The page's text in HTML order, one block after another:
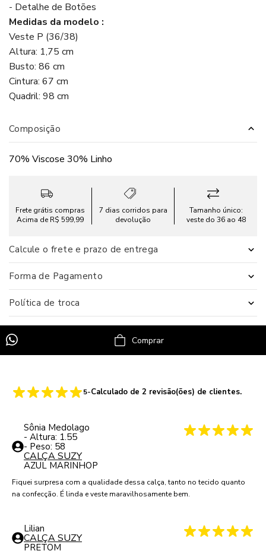
- Detalhe de Botões
Medidas da modelo :
Veste P (36/38)
Altura: 1,75 cm
Busto: 86 cm
Cintura: 67 cm
Quadril: 98 cm
Composição
70% Viscose 30% Linho
Frete grátis compras
Acima de R$ 599,99
7 dias corridos para
devolução
Tamanho único:
veste do 36 ao 48
Calcule o frete e prazo de entrega
Forma de Pagamento
Política de troca
Comprar
5-Calculado de 2 revisão(ões) de clientes.
Sônia Medolago
- Altura: 1.55
- Peso: 58
CALÇA SUZY
AZUL MARINHOP
Fiquei surpresa com a qualidade dessa calça, tanto no tecido quanto
na confecção. É linda e veste maravilhosamente bem.
Lilian
CALÇA SUZY
PRETOM